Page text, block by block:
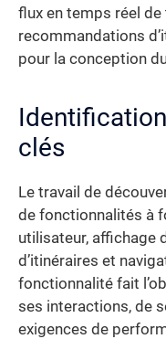
flux en temps réel
recommandations
pour la conception
clés
Le travail de
de fonctionnalités à
utilisateur, affichage
d’itinéraires et
fonctionnalité fait
ses interactions, de
exigences de